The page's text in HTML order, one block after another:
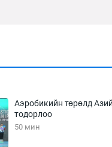
Аэробикийн төрөлд
тодорлоо
50 мин